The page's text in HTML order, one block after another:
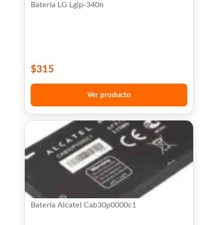
Bateria LG Lgip-340n
$315
Ver producto
Bateria Alcatel Cab30p0000c1